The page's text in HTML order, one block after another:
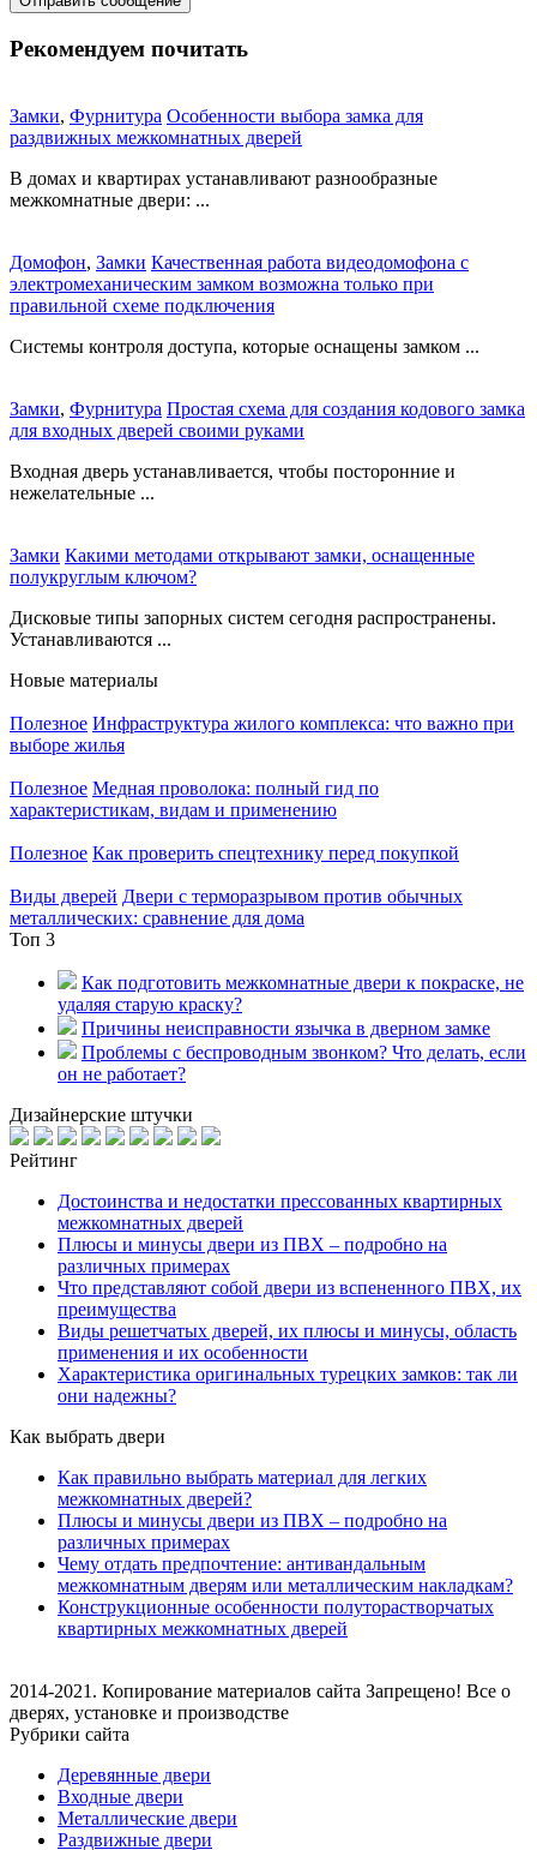
Рекомендуем почитать
Замки, Фурнитура Особенности выбора замка для
раздвижных межкомнатных дверей
В домах и квартирах устанавливают разнообразные
межкомнатные двери: ...
Домофон, Замки Качественная работа видеодомофона с
электромеханическим замком возможна только при
правильной схеме подключения
Системы контроля доступа, которые оснащены замком ...
Замки, Фурнитура Простая схема для создания кодового замка
для входных дверей своими руками
Входная дверь устанавливается, чтобы посторонние и
нежелательные ...
Замки Какими методами открывают замки, оснащенные
полукруглым ключом?
Дисковые типы запорных систем сегодня распространены.
Устанавливаются ...
Новые материалы
Полезное Инфраструктура жилого комплекса: что важно при
выборе жилья
Полезное Медная проволока: полный гид по
характеристикам, видам и применению
Полезное Как проверить спецтехнику перед покупкой
Виды дверей Двери с терморазрывом против обычных
металлических: сравнение для дома
Топ 3
Как подготовить межкомнатные двери к покраске, не
удаляя старую краску?
Причины неисправности язычка в дверном замке
Проблемы с беспроводным звонком? Что делать, если
он не работает?
Дизайнерские штучки
Рейтинг
Достоинства и недостатки прессованных квартирных
межкомнатных дверей
Плюсы и минусы двери из ПВХ – подробно на
различных примерах
Что представляют собой двери из вспененного ПВХ, их
преимущества
Виды решетчатых дверей, их плюсы и минусы, область
применения и их особенности
Характеристика оригинальных турецких замков: так ли
они надежны?
Как выбрать двери
Как правильно выбрать материал для легких
межкомнатных дверей?
Плюсы и минусы двери из ПВХ – подробно на
различных примерах
Чему отдать предпочтение: антивандальным
межкомнатным дверям или металлическим накладкам?
Конструкционные особенности полуторастворчатых
квартирных межкомнатных дверей
2014-2021. Копирование материалов сайта Запрещено! Все о
дверях, установке и производстве
Рубрики сайта
Деревянные двери
Входные двери
Металлические двери
Раздвижные двери